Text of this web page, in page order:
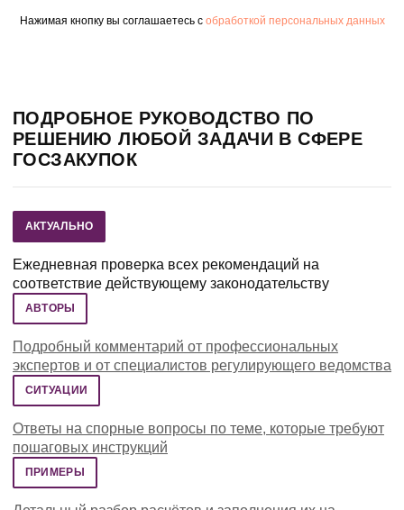
Нажимая кнопку вы соглашаетесь с обработкой персональных данных
ПОДРОБНОЕ РУКОВОДСТВО ПО
РЕШЕНИЮ ЛЮБОЙ ЗАДАЧИ В СФЕРЕ
ГОСЗАКУПОК
АКТУАЛЬНО
Ежедневная проверка всех рекомендаций на
соответствие действующему законодательству
АВТОРЫ
Подробный комментарий от профессиональных
экспертов и от специалистов регулирующего ведомства
СИТУАЦИИ
Ответы на спорные вопросы по теме, которые требуют
пошаговых инструкций
ПРИМЕРЫ